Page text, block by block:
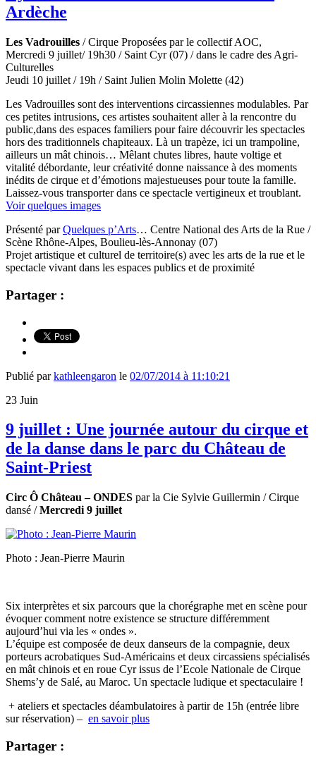
Ardèche
Les Vadrouilles / Cirque Proposées par le collectif AOC,
Mercredi 9 juillet/ 19h30 / Saint Cyr (07) / dans le cadre des Agri-
Culturelles
Jeudi 10 juillet / 19h / Saint Julien Molin Molette (42)
Les Vadrouilles sont des interventions circassiennes modulables. Par
ces petites intrusions, ces artistes souhaitent aller à la rencontre du
public,dans des espaces familiers pour faire découvrir les spectacles
hors des traditionnels chapiteaux. Là un trapèze, ici un trampoline,
ailleurs un mât chinois… Mêlant chutes libres, haute voltige et
vitalité débordante, leur créativité donne naissance à des moments
inédits de cirque et d’émotions majestueuses pour toute la famille.
Laissez-vous transporter dans ce spectacle vertigineux et troublant.
Voir quelques images
Présenté parQuelques p’Arts… Centre National des Arts de la Rue /
Scène Rhône-Alpes, Boulieu-lès-Annonay (07)
Projet artistique et culturel de territoire(s) avec les arts de la rue et le
spectacle vivant dans les espaces publics et de proximité
Partager :
Publié parkathleengaron le 02/07/2014 à 11:10:21
23 Juin
9 juillet : Une journée autour du cirque et
de la danse dans le parc du Château de
Saint-Priest
Circ Ô Château –ONDES par la Cie Sylvie Guillermin / Cirque
dansé /Mercredi 9 juillet
Photo : Jean-Pierre Maurin
Six interprètes et six parcours que la chorégraphe met en scène pour
évoquer comment notre existence se structure différemment
aujourd’hui via les « ondes ».
L’équipe est composée de deux danseurs de la compagnie, deux
porteurs acrobatiques Sud-Américains et deux circassiens spécialisés
en mât chinois et en roue Cyr issus de l’Ecole Nationale de Cirque
Shems’y de Salé, au Maroc. Un spectacle ludique et spectaculaire !
+ ateliers et spectacles déambulatoires à partir de 15h (entrée libre
sur réservation) – en savoir plus
Partager :